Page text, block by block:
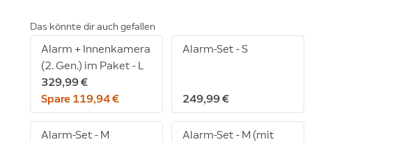
Das könnte dir auch gefallen
Alarm + Innenkamera
(2. Gen.) im Paket - L
329,99 €
Spare 119,94 €
Alarm-Set - S
249,99 €
Alarm-Set - M
Alarm-Set - M (mit